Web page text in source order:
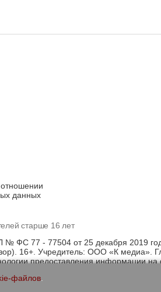
данных
старше 16 лет
ФС 77 - 77504 от 25 декабря 2019
16+. Учредитель: ООО «К медиа».
предоставления информации на
файлов